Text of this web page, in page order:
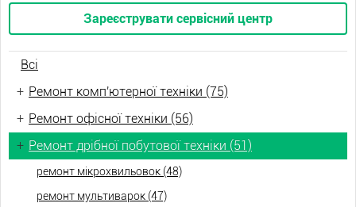
Зареєструвати сервісний центр
Всі
+ Ремонт комп'ютерної техніки (75)
+ Ремонт офісної техніки (56)
+ Ремонт дрібної побутової техніки (51)
ремонт мікрохвильовок (48)
ремонт мультиварок (47)